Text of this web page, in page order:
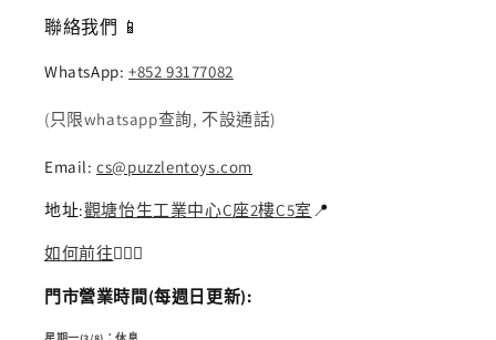
聯絡我們 📱
WhatsApp: +852 93177082
(只限whatsapp查詢, 不設通話)
Email:cs@puzzlentoys.com
地址:觀塘怡生工業中心C座2樓C5室 📍
如何前往🏃🏻‍♂️
門市營業時間(每週日更新):